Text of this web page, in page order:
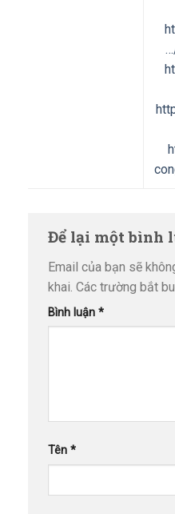
Để lại một bình
Email của bạn sẽ
khai. Các trường bắt
Bình luận *
Tên *